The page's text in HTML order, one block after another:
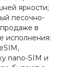
яркости;
песочно-
в
исполнения:
nano-SIM и